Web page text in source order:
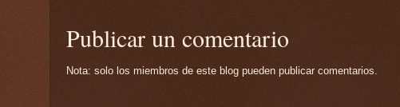
Publicar un comentario
Nota: solo los miembros de este blog pueden publicar comentarios.